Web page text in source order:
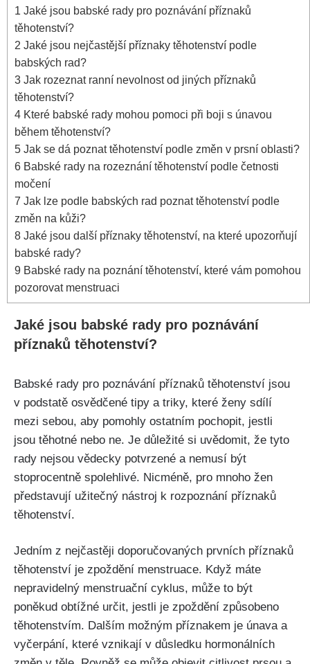
1 Jaké⁤ jsou babské rady pro poznávání příznaků
těhotenství?
2 Jaké ‍jsou nejčastější příznaky těhotenství ⁢podle
babských rad?
3 Jak⁣ rozeznat ranní nevolnost od jiných příznaků
těhotenství?
4 Které babské rady mohou pomoci při boji s⁤ únavou
během těhotenství?
5 Jak se dá poznat těhotenství ‍podle změn v prsní oblasti?
6 Babské rady ‍na‌ rozeznání ⁤těhotenství podle četnosti
močení
7 Jak lze podle babských rad poznat těhotenství podle
změn‌ na kůži?
8 Jaké jsou další příznaky těhotenství, na které upozorňují
babské rady?
9 Babské rady na poznání těhotenství, které vám pomohou
pozorovat menstruaci
Jaké⁤ jsou babské rady pro poznávání
příznaků těhotenství?
Babské rady pro poznávání příznaků⁢ těhotenství jsou
v podstatě osvědčené​ tipy a triky, které ženy sdílí
mezi ‌sebou, aby pomohly‍ ostatním pochopit, jestli
jsou těhotné nebo ne. Je důležité​ si uvědomit, že tyto
rady nejsou vědecky potvrzené a nemusí být
stoprocentně spolehlivé. Nicméně, pro mnoho žen
představují užitečný ⁢nástroj k rozpoznání příznaků
těhotenství.
Jedním z nejčastěji doporučovaných prvních příznaků
těhotenství je‌ zpoždění menstruace. Když máte⁣
nepravidelný menstruační ‌cyklus, může to ‌být
poněkud obtížné určit, jestli je zpoždění způsobeno
těhotenstvím. Dalším ⁣možným příznakem je ⁢únava⁣ a
vyčerpání, které vznikají v důsledku‍ hormonálních